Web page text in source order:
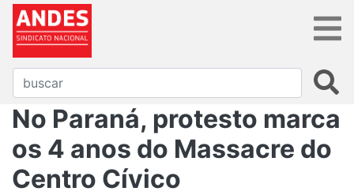
No Paraná, protesto marca
os 4 anos do Massacre do
Centro Cívico